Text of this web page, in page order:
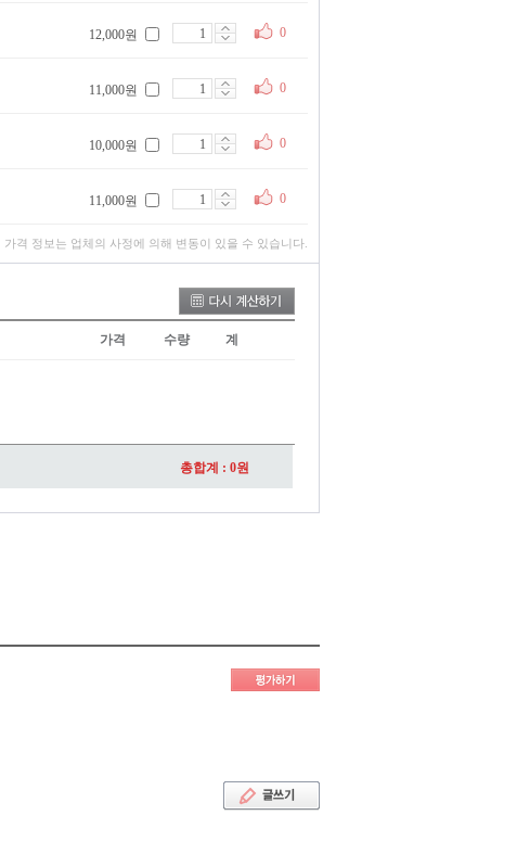
12,000원 0
11,000원 0
10,000원 0
11,000원 0
가격 정보는 업체의 사정에 의해 변동이 있을 수 있습니다.
가격 수량 계
총합계 : 0원